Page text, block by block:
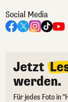
Social Media
Jetzt
werden.
Für jedes Foto in